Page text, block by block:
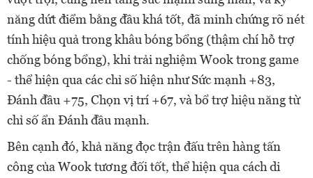
năng dứt điểm bằng đầu khá tốt, đã minh chứng rõ nét
tính hiệu quả trong khâu bóng bổng (thậm chí hỗ trợ
chống bóng bổng), khi trải nghiệm Wook trong game
- thể hiện qua các chỉ số hiện như Sức mạnh +83,
Đánh đầu +75, Chọn vị trí +67, và bổ trợ hiệu năng từ
chỉ số ẩn Đánh đầu mạnh.
Bên cạnh đó, khả năng đọc trận đấu trên hàng tấn
công của Wook tương đối tốt, thể hiện qua cách di